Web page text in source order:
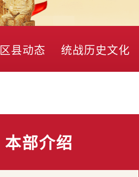
区县动态 统战历史文化
本部介绍